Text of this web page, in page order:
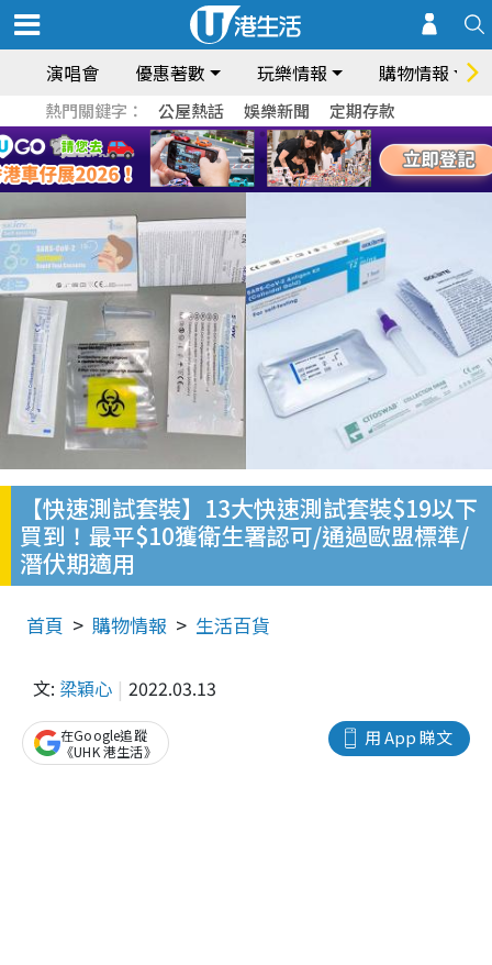
演唱會 優惠著數 玩樂情報 購物情報
熱門關鍵字： 公屋熱話 娛樂新聞 定期存款
【快速測試套裝】13大快速測試套裝$19以下
買到！最平$10獲衛生署認可/通過歐盟標準/
潛伏期適用
首頁 購物情報 生活百貨
文: 梁穎心 2022.03.13
用 App 睇文
在Google追蹤
《UHK 港生活》